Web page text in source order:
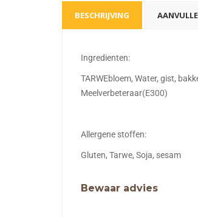
BESCHRIJVING
Ingredienten:
TARWEbloem, Water, gist,
Meelverbeteraar(E300)
Allergene stoffen:
Gluten, Tarwe, Soja, sesam
Bewaar advies